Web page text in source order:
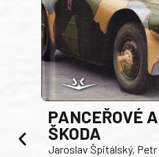
PANCEŘOVÉ
ŠKODA
Jaroslav Špitálský, Petr